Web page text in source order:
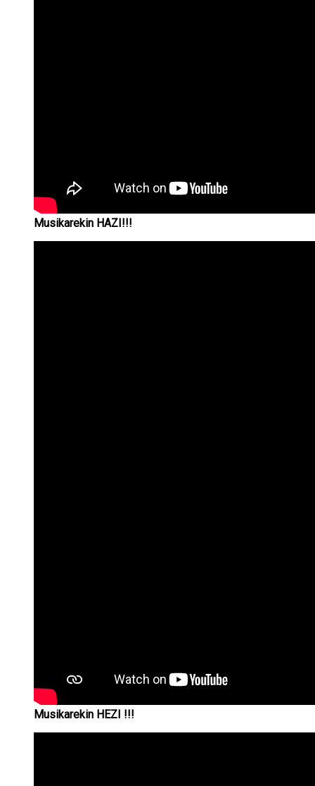
Musikarekin HAZI!!!
Musikarekin HEZI !!!